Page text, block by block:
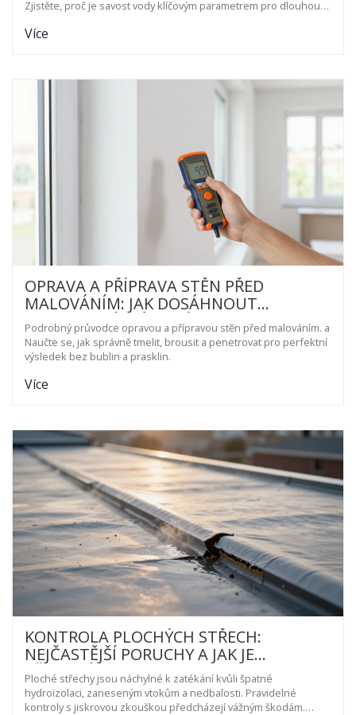
Zjistěte, proč je savost vody klíčovým parametrem pro dlouhou
Více
OPRAVA A PŘÍPRAVA STĚN PŘED
MALOVÁNÍM: JAK DOSÁHNOUT
PROFESIONÁLNÍHO VÝSLEDKU
Podrobný průvodce opravou a přípravou stěn před malováním. a
Naučte se, jak správně tmelit, brousit a penetrovat pro perfektní
výsledek bez bublin a prasklin.
Více
KONTROLA PLOCHÝCH STŘECH:
NEJČASTĚJŠÍ PORUCHY A JAK JE
PŘEDCHÁZET
Ploché střechy jsou náchylné k zatékání kvůli špatné
hydroizolaci, zaneseným vtokům a nedbalosti. Pravidelné
kontroly s jiskrovou zkouškou předcházejí vážným škodám.